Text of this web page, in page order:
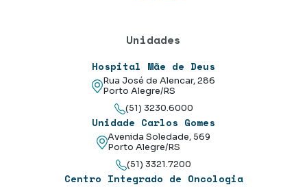
Unidades
Hospital Mãe de Deus
Rua José de Alencar, 286
Porto Alegre/RS
(51) 3230.6000
Unidade Carlos Gomes
Avenida Soledade, 569
Porto Alegre/RS
(51) 3321.7200
Centro Integrado de Oncologia